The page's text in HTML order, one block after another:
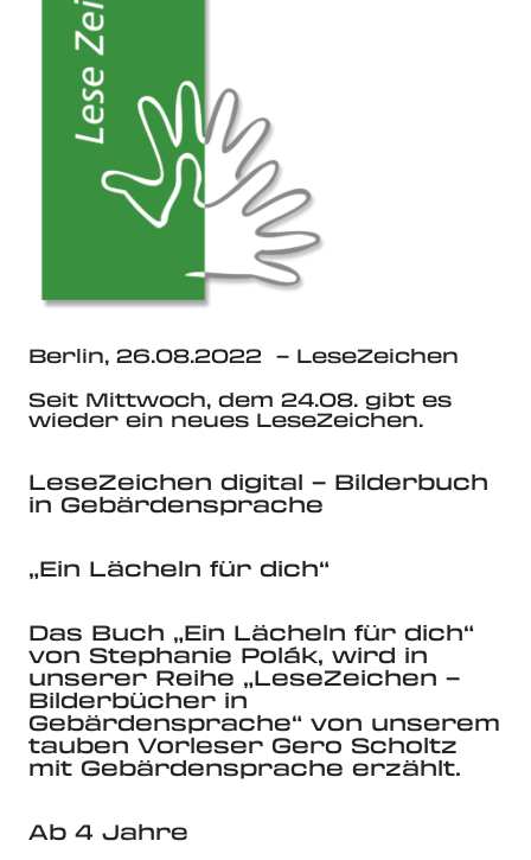
Berlin, 26.08.2022 – LeseZeichen
Seit Mittwoch, dem 24.08. gibt es
wieder ein neues LeseZeichen.
LeseZeichen digital – Bilderbuch
in Gebärdensprache
„Ein Lächeln für dich“
Das Buch „Ein Lächeln für dich“
von Stephanie Polák, wird in
unserer Reihe „LeseZeichen –
Bilderbücher in
Gebärdensprache“ von unserem
tauben Vorleser Gero Scholtz
mit Gebärdensprache erzählt.
Ab 4 Jahre